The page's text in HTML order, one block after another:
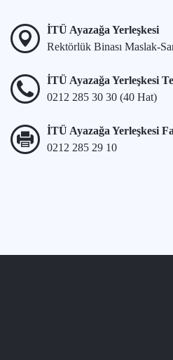
İTÜ Ayazağa Yerleşkesi
Rektörlük Binası Maslak-
İTÜ Ayazağa Yerleşkesi
0212 285 30 30 (40 Hat)
İTÜ Ayazağa Yerleşkesi
0212 285 29 10